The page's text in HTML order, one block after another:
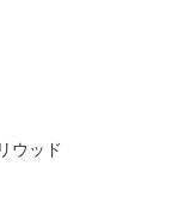
ウッド